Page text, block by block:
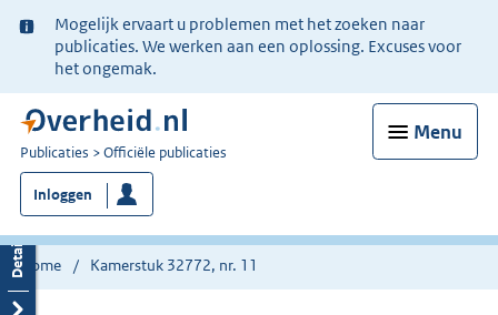
Ter
informatie:
Mogelijk ervaart u problemen met het zoeken naar
publicaties. We werken aan een oplossing. Excuses voor
het ongemak.
Menu
U
bent
nu
hier:
Publicaties Officiële publicaties
Inloggen
Home Kamerstuk 32772, nr. 11